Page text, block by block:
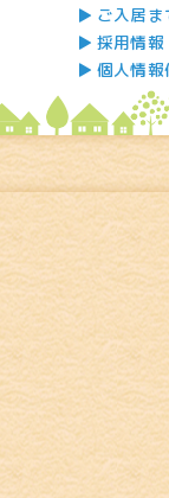
ご入居
採用情報
個人情